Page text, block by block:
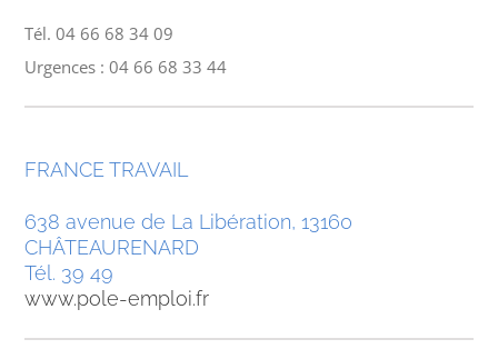
Tél. 04 66 68 34 09
Urgences : 04 66 68 33 44
FRANCE TRAVAIL
638 avenue de La Libération, 13160
CHÂTEAURENARD
Tél. 39 49
www.pole-emploi.fr